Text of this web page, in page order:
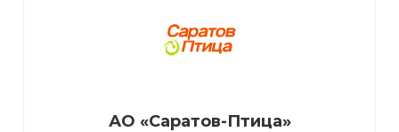
АО «Саратов-Птица»